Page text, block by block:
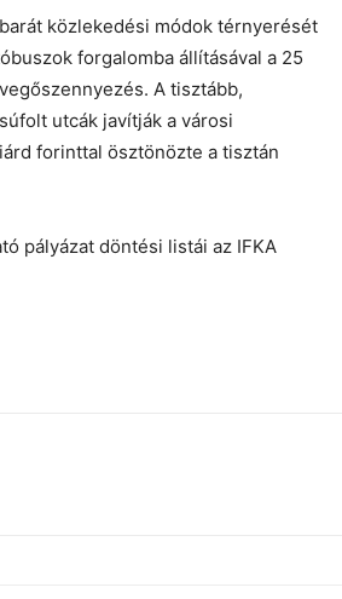
közlekedési módok térnyerését
forgalomba állításával a 25
A tisztább,
utcák javítják a városi
forinttal ösztönözte a tisztán
pályázat döntési listái az IFKA